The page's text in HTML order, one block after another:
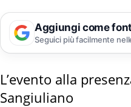
Aggiungi come
Seguici più facilmente
L’evento alla
Sangiuliano